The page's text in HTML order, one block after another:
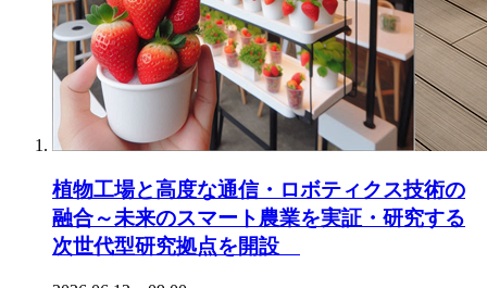
植物工場と高度な通信・ロボティクス技術の
融合～未来のスマート農業を実証・研究する
次世代型研究拠点を開設